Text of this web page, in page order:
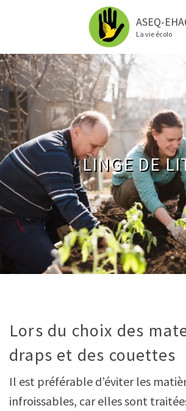
ASEQ-
La vie écolo
LINGE DE
Lors du choix des
draps et des couettes
Il est préférable d’éviter les
infroissables, car elles sont